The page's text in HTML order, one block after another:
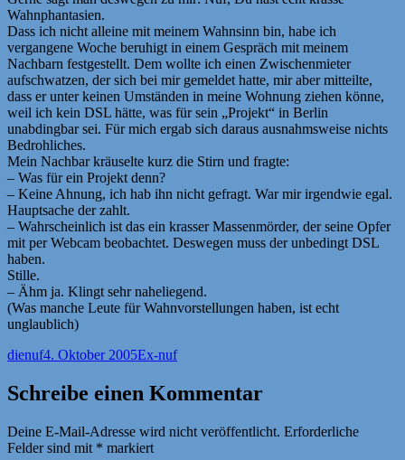
Wahnphantasien.
Dass ich nicht alleine mit meinem Wahnsinn bin, habe ich
vergangene Woche beruhigt in einem Gespräch mit meinem
Nachbarn festgestellt. Dem wollte ich einen Zwischenmieter
aufschwatzen, der sich bei mir gemeldet hatte, mir aber mitteilte,
dass er unter keinen Umständen in meine Wohnung ziehen könne,
weil ich kein DSL hätte, was für sein „Projekt“ in Berlin
unabdingbar sei. Für mich ergab sich daraus ausnahmsweise nichts
Bedrohliches.
Mein Nachbar kräuselte kurz die Stirn und fragte:
– Was für ein Projekt denn?
– Keine Ahnung, ich hab ihn nicht gefragt. War mir irgendwie egal.
Hauptsache der zahlt.
– Wahrscheinlich ist das ein krasser Massenmörder, der seine Opfer
mit per Webcam beobachtet. Deswegen muss der unbedingt DSL
haben.
Stille.
– Ähm ja. Klingt sehr naheliegend.
(Was manche Leute für Wahnvorstellungen haben, ist echt
unglaublich)
Autor
dienufVeröffentlicht
4. Oktober 2005Kategorien
Ex-nuf
Schreibe einen Kommentar
Deine E-Mail-Adresse wird nicht veröffentlicht. Erforderliche
Felder sind mit * markiert